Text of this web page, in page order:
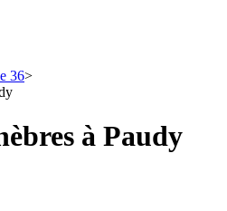
36
à Paudy